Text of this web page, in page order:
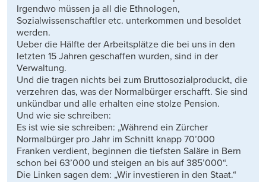
Irgendwo müssen ja all die Ethnologen,
Sozialwissenschaftler etc. unterkommen und besoldet
werden.
Ueber die Hälfte der Arbeitsplätze die bei uns in den
letzten 15 Jahren geschaffen wurden, sind in der
Verwaltung.
Und die tragen nichts bei zum Bruttosozialproduckt, die
verzehren das, was der Normalbürger erschafft. Sie sind
unkündbar und alle erhalten eine stolze Pension.
Und wie sie schreiben:
Es ist wie sie schreiben: „Während ein Zürcher
Normalbürger pro Jahr im Schnitt knapp 70’000
Franken verdient, beginnen die tiefsten Saläre in Bern
schon bei 63’000 und steigen an bis auf 385’000“.
Die Linken sagen dem: „Wir investieren in den Staat.“